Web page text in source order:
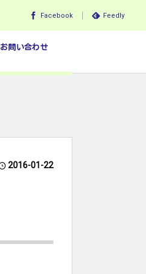
Facebook Feedly
お問い合わせ
2016-01-22